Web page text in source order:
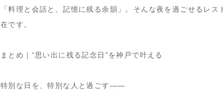
「料理と会話と、記憶に残る余韻」。そんな夜を過ごせるレ
在です。
まとめ｜“思い出に残る記念日”を神戸で叶える
特別な日を、特別な人と過ごす——